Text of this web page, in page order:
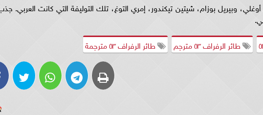
وبيريل بوزام، شيتين تيكندور، إمري التوغ، تلك التوليفة التي كانت العربي.
طائر الرفراف ٥٣ مترجم طائر الرفراف ٥٣ مترجمة